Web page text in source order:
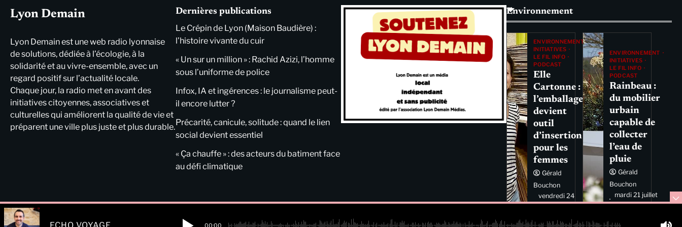
Lyon Demain
Lyon Demain est une web radio lyonnaise
de solutions, dédiée à l’écologie, à la
solidarité et au vivre-ensemble, avec un
regard positif sur l’actualité locale.
Chaque jour, la radio met en avant des
initiatives citoyennes, associatives et
culturelles qui améliorent la qualité de vie et
préparent une ville plus juste et plus durable.
Dernières publications
Le Crépin de Lyon (Maison Baudière) :
l’histoire vivante du cuir
« Un sur un million » : Rachid Azizi, l’homme
sous l’uniforme de police
Infox, IA et ingérences : le journalisme peut-
il encore lutter ?
Précarité, canicule, solitude : quand le lien
social devient essentiel
« Ça chauffe » : des acteurs du batiment face
au défi climatique
Environnement
ENVIRONNEMENT
INITIATIVES
LE FIL INFO
PODCAST
Elle
Cartonne :
l’emballage
devient
outil
d’insertion
pour les
femmes
Gérald
Bouchon
vendredi 24
juillet 2026
ENVIRONNEMENT
INITIATIVES
LE FIL INFO
PODCAST
Rainbeau :
du mobilier
urbain
capable de
collecter
l’eau de
pluie
Gérald
Bouchon
mardi 21 juillet
2026 11:44
00:00